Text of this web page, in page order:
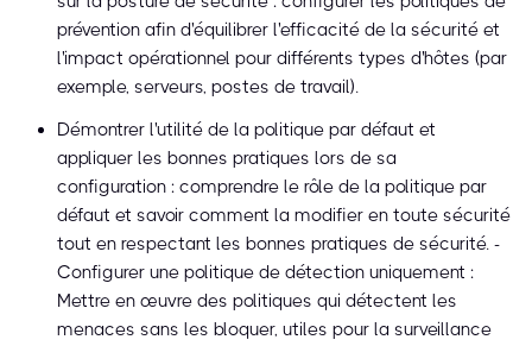
prévention afin d'équilibrer l'efficacité de la sécurité et
l'impact opérationnel pour différents types d'hôtes (par
exemple, serveurs, postes de travail).
Démontrer l'utilité de la politique par défaut et
appliquer les bonnes pratiques lors de sa
configuration : comprendre le rôle de la politique par
défaut et savoir comment la modifier en toute sécurité
tout en respectant les bonnes pratiques de sécurité. -
Configurer une politique de détection uniquement :
Mettre en œuvre des politiques qui détectent les
menaces sans les bloquer, utiles pour la surveillance